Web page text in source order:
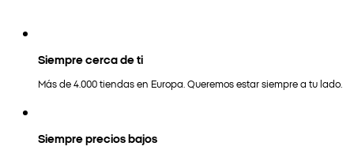
Siempre cerca de ti
Más de 4.000 tiendas en Europa. Queremos estar siempre a tu lado.
Siempre precios bajos